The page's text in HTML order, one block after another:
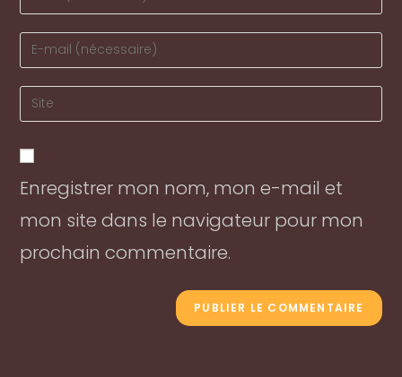
your
name
to
comment
Enter
your
email
address
comment
Enter
your
URL
(optional)
Enregistrer mon nom, mon e-mail et
mon site dans le navigateur pour mon
prochain commentaire.